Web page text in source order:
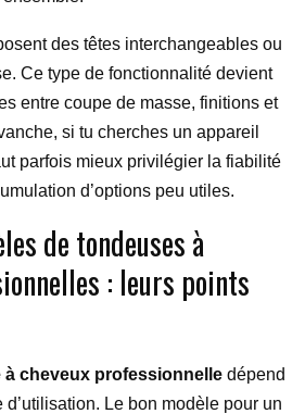
des têtes interchangeables ou
Ce type de fonctionnalité devient
entre coupe de masse, finitions et
si tu cherches un appareil
parfois mieux privilégier la fiabilité
d’options peu utiles.
de tondeuses à
: leurs points
à cheveux professionnelle dépend
d’utilisation. Le bon modèle pour un